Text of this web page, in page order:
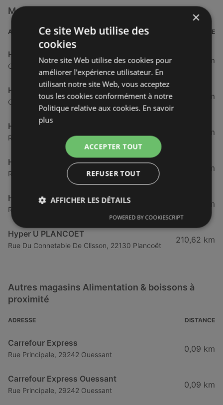
Magasins Hyper U à proximité
ADRESSE DISTANCE
Hyper U
Centre Commercial De La Baie, 22120 Yffiniac
178,42 km
Hyper U YFFINIAC
Centre Commercial De La Baie, 22120 Yffiniac
178,42 km
Hyper U
Route De Pontivy, 56890 Saint-Avé
193,46 km
Hyper U SAINT AVE
Route De Pontivy, 56890 Saint-Avé
193,46 km
Hyper U
Rue Du Connetable De Clisson, 22130 Plancoët
210,62 km
Hyper U PLANCOET
Rue Du Connetable De Clisson, 22130 Plancoët
210,62 km
Autres magasins Alimentation & boissons à
proximité
ADRESSE DISTANCE
Carrefour Express
Rue Principale, 29242 Ouessant
0,09 km
Carrefour Express Ouessant
Rue Principale, 29242 Ouessant
0,09 km
×
Ce site Web utilise des
cookies
Notre site Web utilise des cookies pour
améliorer l'expérience utilisateur. En
utilisant notre site Web, vous acceptez
tous les cookies conformément à notre
Politique relative aux cookies. En savoir
plus
ACCEPTER TOUT
REFUSER TOUT
AFFICHER LES DÉTAILS
POWERED BY COOKIESCRIPT